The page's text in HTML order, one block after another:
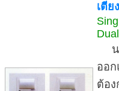
เตียง
นอ
ออ
ต้อ